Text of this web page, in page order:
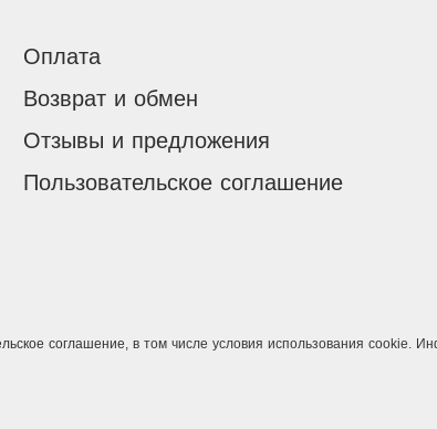
Оплата
Возврат и обмен
Отзывы и предложения
Пользовательское соглашение
соглашение, в том числе условия использования cookie.